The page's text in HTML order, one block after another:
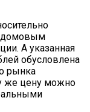
А указанная
обусловлена
рынка
же цену можно